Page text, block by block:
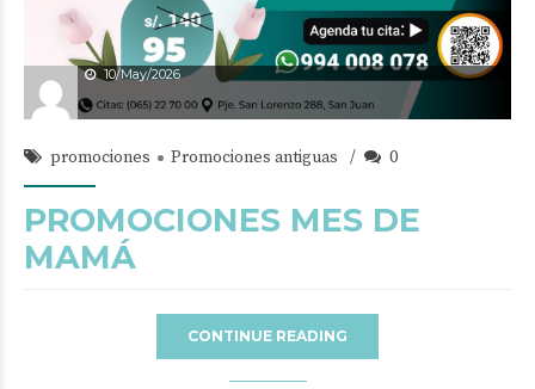
10/May/2026
promociones Promociones antiguas 0
PROMOCIONES MES DE
MAMÁ
CONTINUE READING